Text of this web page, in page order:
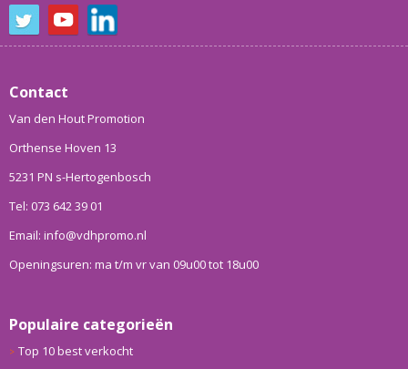
Contact
Van den Hout Promotion
Orthense Hoven 13
5231 PN s-Hertogenbosch
Tel: 073 642 39 01
Email: info@vdhpromo.nl
Openingsuren: ma t/m vr van 09u00 tot 18u00
Populaire categorieën
Top 10 best verkocht